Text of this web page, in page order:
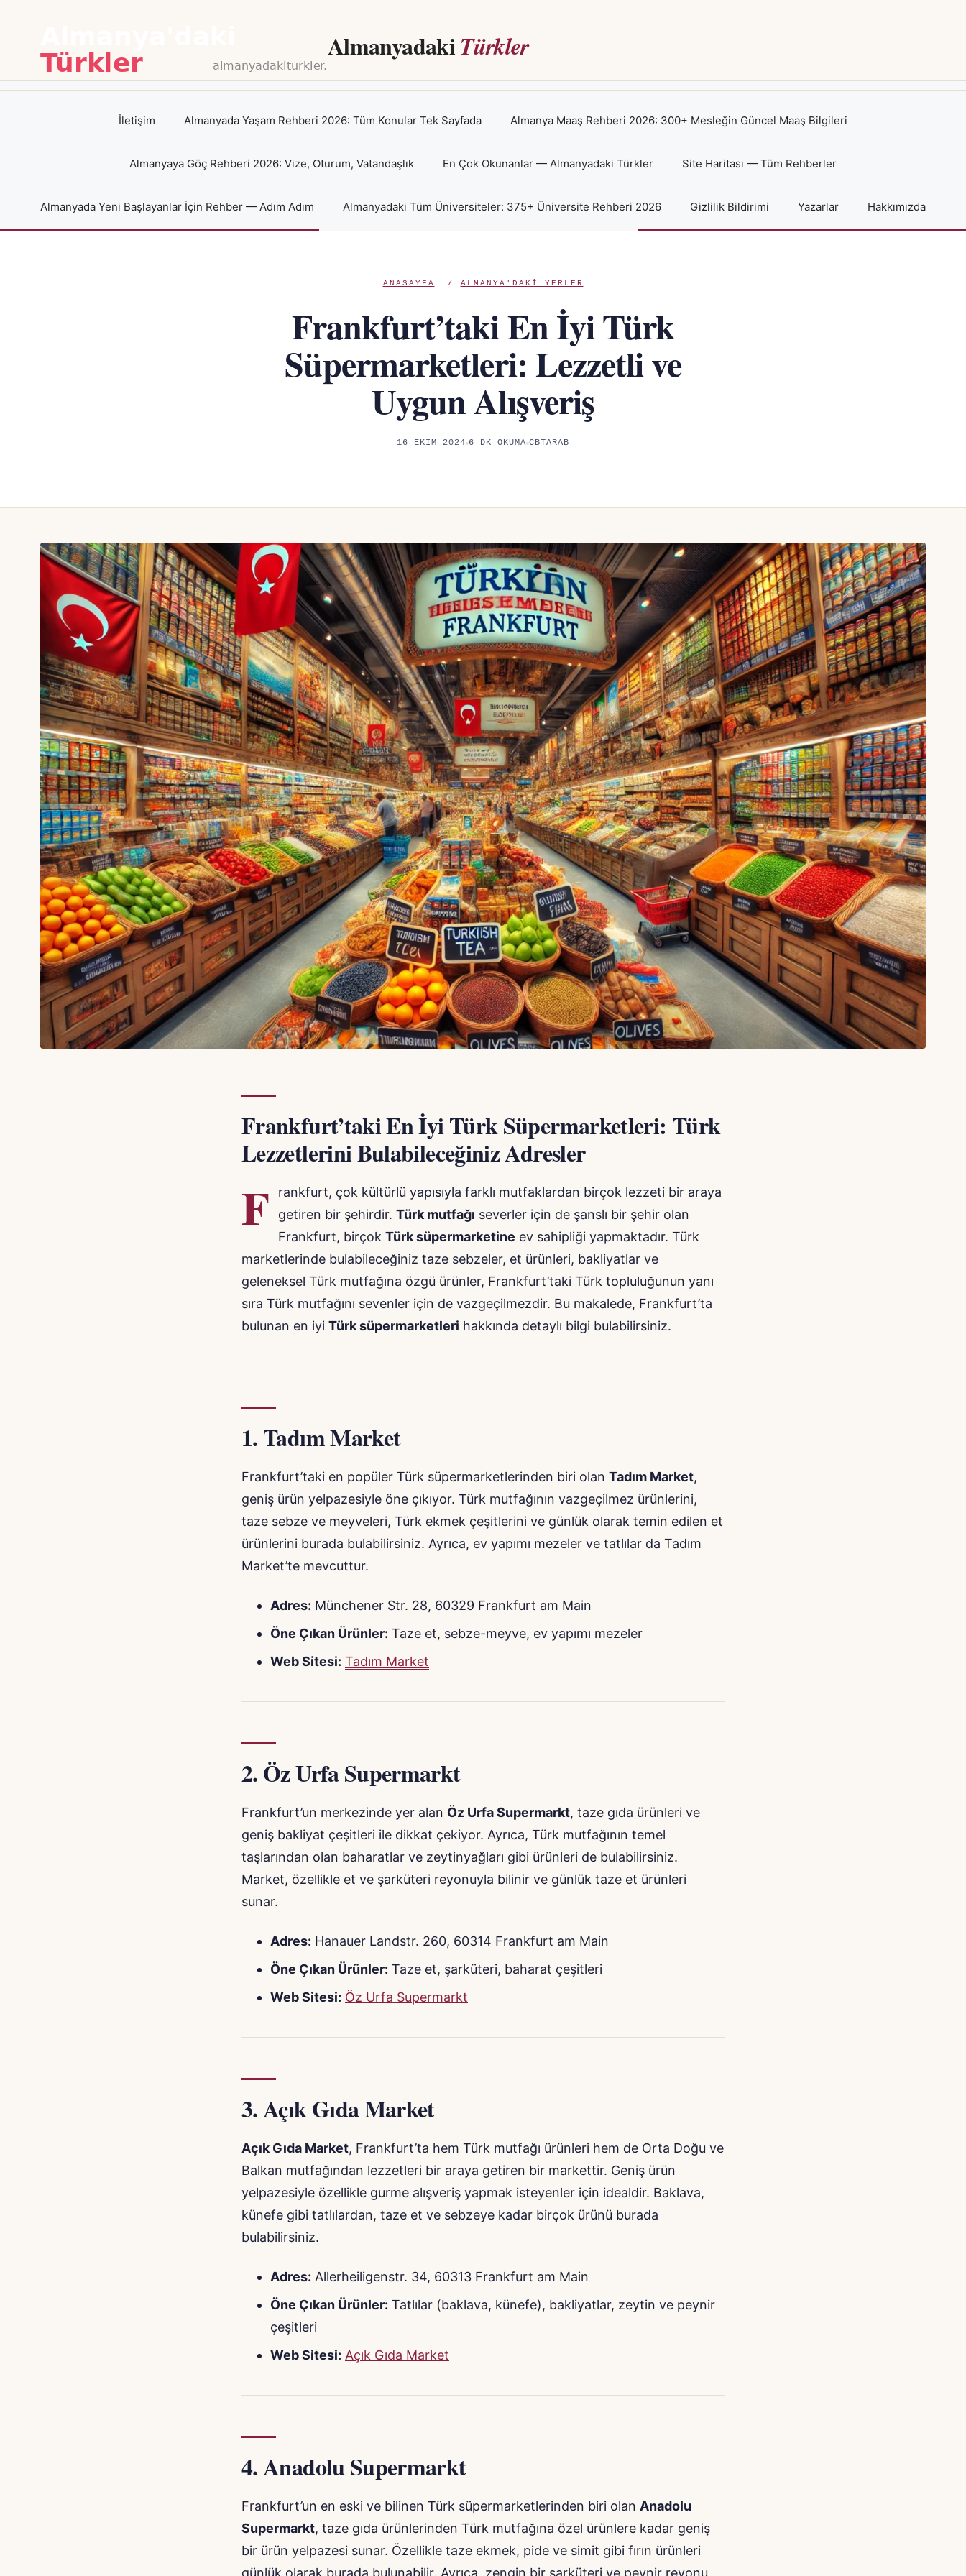
AlmanyadakiTürkler
İletişim Almanyada Yaşam Rehberi 2026: Tüm Konular Tek Sayfada Almanya Maaş Rehberi 2026: 300+ Mesleğin Güncel Maaş Bilgileri
Almanyaya Göç Rehberi 2026: Vize, Oturum, Vatandaşlık En Çok Okunanlar — Almanyadaki Türkler Site Haritası — Tüm Rehberler
Almanyada Yeni Başlayanlar İçin Rehber — Adım Adım Almanyadaki Tüm Üniversiteler: 375+ Üniversite Rehberi 2026 Gizlilik Bildirimi Yazarlar Hakkımızda
ANASAYFA / ALMANYA'DAKI YERLER
Frankfurt’taki En İyi Türk
Süpermarketleri: Lezzetli ve
Uygun Alışveriş
16 EKIM 2024 6 DK OKUMA CBTARAB
Frankfurt’taki En İyi Türk Süpermarketleri: Türk
Lezzetlerini Bulabileceğiniz Adresler
F
rankfurt, çok kültürlü yapısıyla farklı mutfaklardan birçok lezzeti bir araya
getiren bir şehirdir. Türk mutfağı severler için de şanslı bir şehir olan
Frankfurt, birçok Türk süpermarketine ev sahipliği yapmaktadır. Türk
marketlerinde bulabileceğiniz taze sebzeler, et ürünleri, bakliyatlar ve
geleneksel Türk mutfağına özgü ürünler, Frankfurt’taki Türk topluluğunun yanı
sıra Türk mutfağını sevenler için de vazgeçilmezdir. Bu makalede, Frankfurt’ta
bulunan en iyi Türk süpermarketleri hakkında detaylı bilgi bulabilirsiniz.
1.Tadım Market
Frankfurt’taki en popüler Türk süpermarketlerinden biri olan Tadım Market,
geniş ürün yelpazesiyle öne çıkıyor. Türk mutfağının vazgeçilmez ürünlerini,
taze sebze ve meyveleri, Türk ekmek çeşitlerini ve günlük olarak temin edilen et
ürünlerini burada bulabilirsiniz. Ayrıca, ev yapımı mezeler ve tatlılar da Tadım
Market’te mevcuttur.
Adres: Münchener Str. 28, 60329 Frankfurt am Main
Öne Çıkan Ürünler: Taze et, sebze-meyve, ev yapımı mezeler
Web Sitesi: Tadım Market
2.Öz Urfa Supermarkt
Frankfurt’un merkezinde yer alan Öz Urfa Supermarkt, taze gıda ürünleri ve
geniş bakliyat çeşitleri ile dikkat çekiyor. Ayrıca, Türk mutfağının temel
taşlarından olan baharatlar ve zeytinyağları gibi ürünleri de bulabilirsiniz.
Market, özellikle et ve şarküteri reyonuyla bilinir ve günlük taze et ürünleri
sunar.
Adres: Hanauer Landstr. 260, 60314 Frankfurt am Main
Öne Çıkan Ürünler: Taze et, şarküteri, baharat çeşitleri
Web Sitesi: Öz Urfa Supermarkt
3.Açık Gıda Market
Açık Gıda Market, Frankfurt’ta hem Türk mutfağı ürünleri hem de Orta Doğu ve
Balkan mutfağından lezzetleri bir araya getiren bir markettir. Geniş ürün
yelpazesiyle özellikle gurme alışveriş yapmak isteyenler için idealdir. Baklava,
künefe gibi tatlılardan, taze et ve sebzeye kadar birçok ürünü burada
bulabilirsiniz.
Adres: Allerheiligenstr. 34, 60313 Frankfurt am Main
Öne Çıkan Ürünler: Tatlılar (baklava, künefe), bakliyatlar, zeytin ve peynir
çeşitleri
Web Sitesi: Açık Gıda Market
4.Anadolu Supermarkt
Frankfurt’un en eski ve bilinen Türk süpermarketlerinden biri olan Anadolu
Supermarkt, taze gıda ürünlerinden Türk mutfağına özel ürünlere kadar geniş
bir ürün yelpazesi sunar. Özellikle taze ekmek, pide ve simit gibi fırın ürünleri
günlük olarak burada bulunabilir. Ayrıca, zengin bir şarküteri ve peynir reyonu